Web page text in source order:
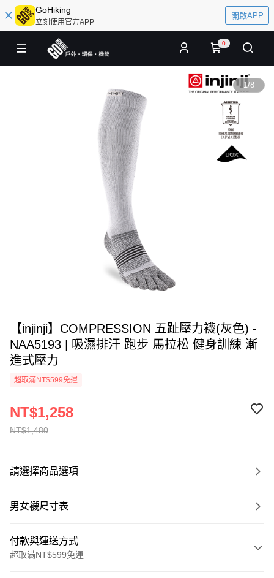
GoHiking
立刻使用官方APP
開啟APP
0
1/8
【injinji】COMPRESSION 五趾壓力襪(灰色) -
NAA5193 | 吸濕排汗 跑步 馬拉松 健身訓練 漸
進式壓力
超取滿NT$599免運
NT$1,480
NT$1,258
請選擇商品選項
男女襪尺寸表
付款與運送方式
超取滿NT$599免運